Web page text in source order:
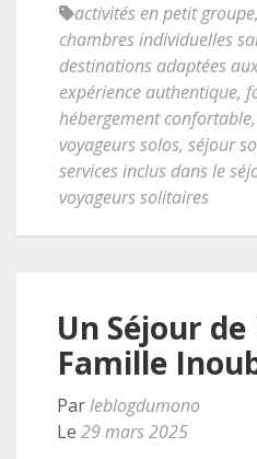
activités en petit groupe,
chambres individuelles
destinations adaptées
expérience authentique,
hébergement confortable,
voyageurs solos, séjour
services inclus dans le
voyageurs solitaires
Un Séjour
Famille
Parleblogdumono
Le 29 mars 2025